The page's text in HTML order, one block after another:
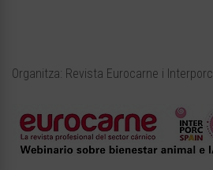
Organitza: Revista Eurocarne i Interporc